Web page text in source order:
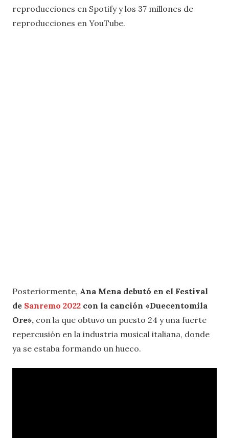
reproducciones en Spotify y los 37 millones de
reproducciones en YouTube.
Posteriormente, Ana Mena debutó en el Festival
de Sanremo 2022 con la canción «Duecentomila
Ore», con la que obtuvo un puesto 24 y una fuerte
repercusión en la industria musical italiana, donde
ya se estaba formando un hueco.